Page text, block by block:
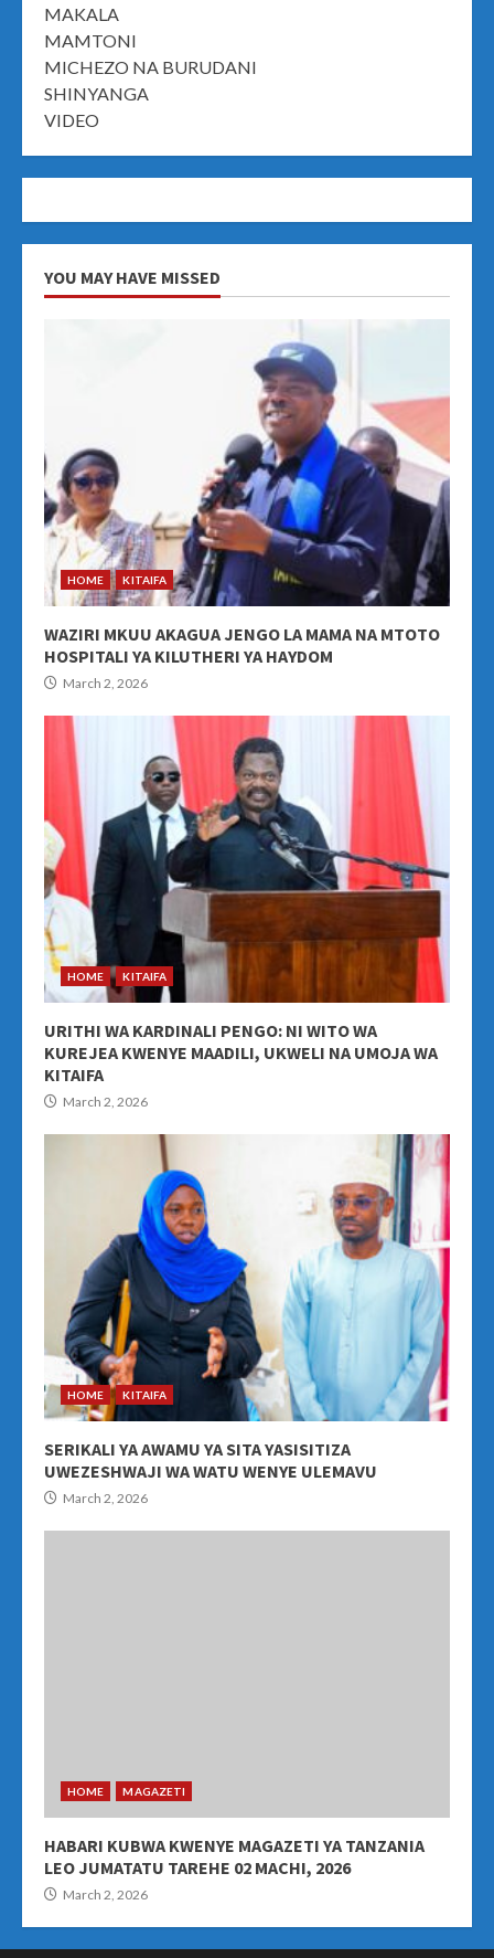
MAKALA
MAMTONI
MICHEZO NA BURUDANI
SHINYANGA
VIDEO
YOU MAY HAVE MISSED
HOME KITAIFA
WAZIRI MKUU AKAGUA JENGO LA MAMA NA MTOTO
HOSPITALI YA KILUTHERI YA HAYDOM
March 2, 2026
HOME KITAIFA
URITHI WA KARDINALI PENGO: NI WITO WA
KUREJEA KWENYE MAADILI, UKWELI NA UMOJA WA
KITAIFA
March 2, 2026
HOME KITAIFA
SERIKALI YA AWAMU YA SITA YASISITIZA
UWEZESHWAJI WA WATU WENYE ULEMAVU
March 2, 2026
HOME MAGAZETI
HABARI KUBWA KWENYE MAGAZETI YA TANZANIA
LEO JUMATATU TAREHE 02 MACHI, 2026
March 2, 2026